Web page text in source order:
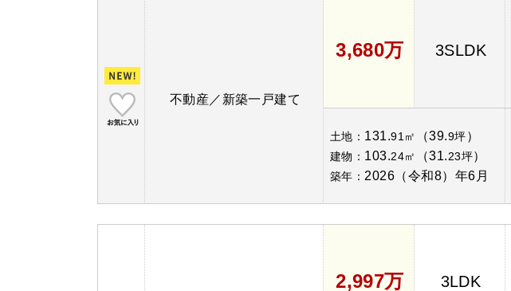
不動産／新築一戸建て
3,680万 3SLDK
土地： 131.91㎡ （39.9坪）
建物： 103.24㎡ （31.23坪）
築年： 2026（令和8）年6月
2,997万 3LDK